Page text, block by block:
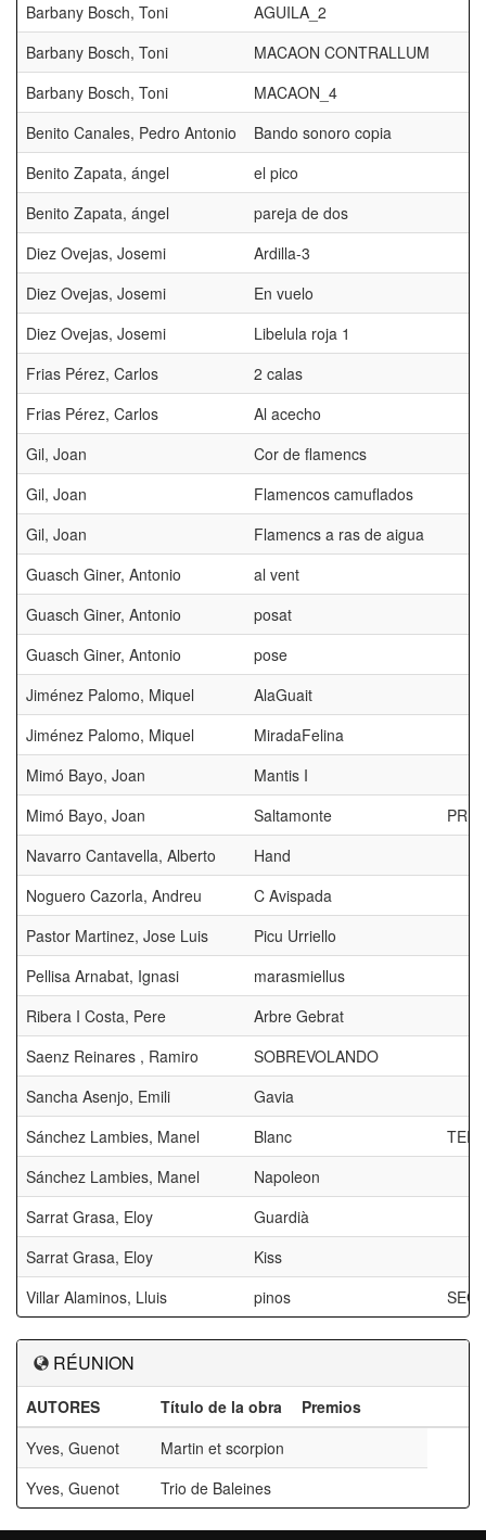
Barbany Bosch, Toni
AGUILA_2
Barbany Bosch, Toni
MACAON CONTRALLUM
Barbany Bosch, Toni
MACAON_4
Benito Canales, Pedro Antonio
Bando sonoro copia
Benito Zapata, ángel
el pico
Benito Zapata, ángel
pareja de dos
Diez Ovejas, Josemi
Ardilla-3
Diez Ovejas, Josemi
En vuelo
Diez Ovejas, Josemi
Libelula roja 1
Frias Pérez, Carlos
2 calas
Frias Pérez, Carlos
Al acecho
Gil, Joan
Cor de flamencs
Gil, Joan
Flamencos camuflados
Gil, Joan
Flamencs a ras de aigua
Guasch Giner, Antonio
al vent
Guasch Giner, Antonio
posat
Guasch Giner, Antonio
pose
Jiménez Palomo, Miquel
AlaGuait
Jiménez Palomo, Miquel
MiradaFelina
Mimó Bayo, Joan
Mantis I
Mimó Bayo, Joan
Saltamonte
Navarro Cantavella, Alberto
Hand
Noguero Cazorla, Andreu
C Avispada
Pastor Martinez, Jose Luis
Picu Urriello
Pellisa Arnabat, Ignasi
marasmiellus
Ribera I Costa, Pere
Arbre Gebrat
Saenz Reinares , Ramiro
SOBREVOLANDO
Sancha Asenjo, Emili
Gavia
Sánchez Lambies, Manel
Blanc
Sánchez Lambies, Manel
Napoleon
Sarrat Grasa, Eloy
Guardià
Sarrat Grasa, Eloy
Kiss
Villar Alaminos, Lluis
pinos
RÉUNION
AUTORES Título de la obra
Premios
Yves, Guenot
Martin et scorpion
Yves, Guenot
Trio de Baleines